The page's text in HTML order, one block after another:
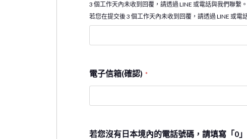
3 個工作天內未收到回覆，請透過 LINE 或電話與我們聯繫。
若您在提交後 3 個工作天內未收到回覆，請透過 LINE 或電
電子信箱(確認) *
若您沒有日本境內的電話號碼，請填寫「0」